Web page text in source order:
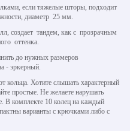
если тяжелые шторы, подходит
диаметр 25 мм.
создает тандем, как с прозрачным
оттенка.
до нужных размеров
- эркерный.
кольца. Хотите слышать характерный
простые. Не желаете нарушать
комплекте 10 колец на каждый
варианты с крючками либо с